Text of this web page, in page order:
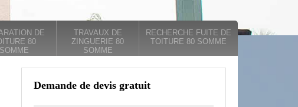
DE
80
SOMME
TRAVAUX DE
ZINGUERIE 80
SOMME
RECHERCHE FUITE DE
TOITURE 80 SOMME
Demande de devis gratuit